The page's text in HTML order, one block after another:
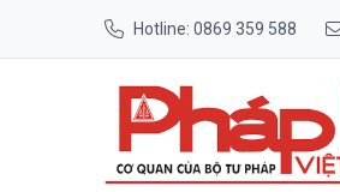
Hotline: 0869 359 588